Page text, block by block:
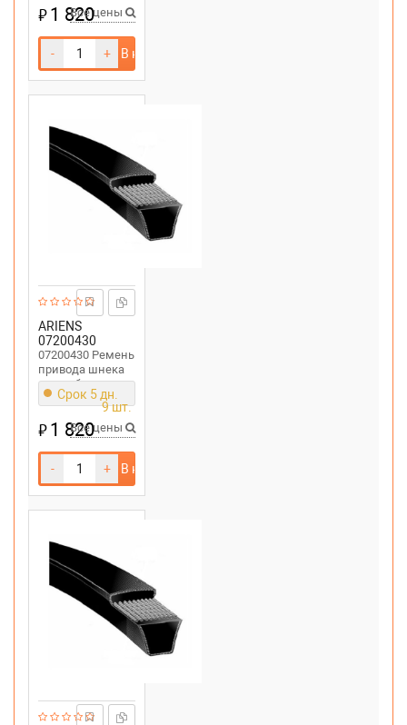
₽1 820
Все цены
- + В корзину
ARIENS
07200430
07200430 Ремень
привода шнека
снегоуборщика
Ariens ST1028DLE
Срок 5 дн.
9 шт.
₽1 820
Все цены
- + В корзину